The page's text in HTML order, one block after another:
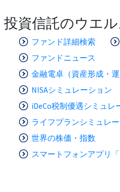
投資信託のウエ
ファンド詳細検索
ファンドニュース
金融電卓（資産形成・
NISAシミュレーション
iDeCo税制優遇シミュレ
ライフプランシミュレ
世界の株価・指数
スマートフォンアプリ「